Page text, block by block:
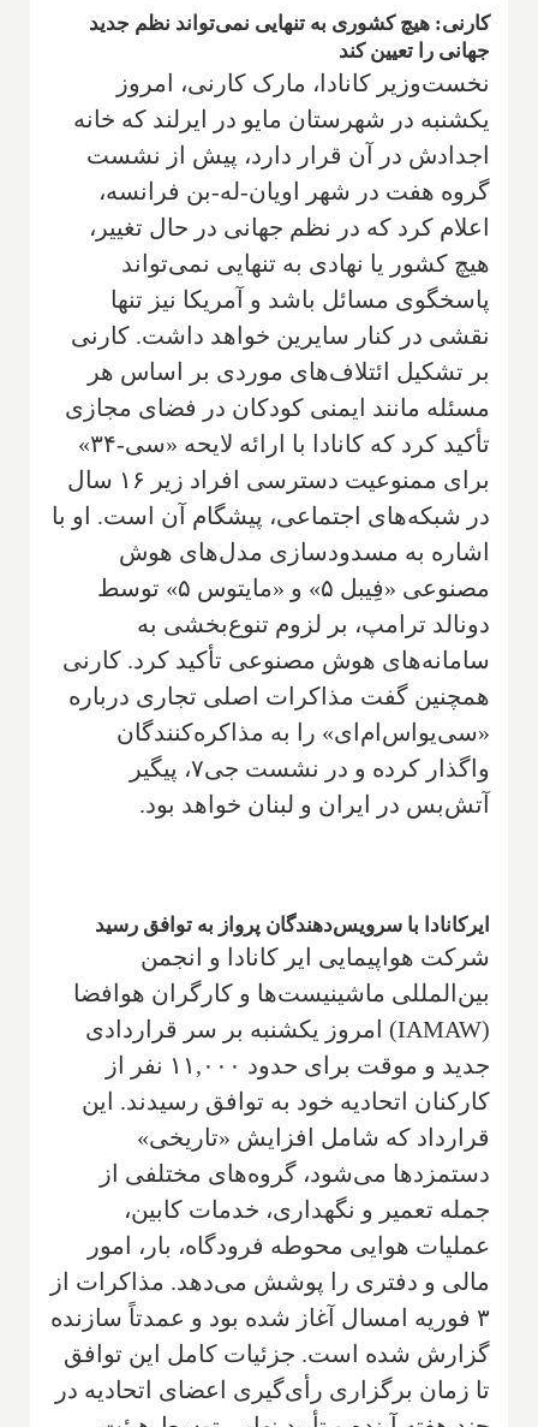
کارنی: هیچ کشوری به تنهایی نمی‌تواند نظم جدید
جهانی را تعیین کند
نخست‌وزیر کانادا، مارک کارنی، امروز
یکشنبه در شهرستان مایو در ایرلند که خانه
اجدادش در آن قرار دارد، پیش از نشست
گروه هفت در شهر اویان-له-بن فرانسه،
اعلام کرد که در نظم جهانی در حال تغییر،
هیچ کشور یا نهادی به تنهایی نمی‌تواند
پاسخگوی مسائل باشد و آمریکا نیز تنها
نقشی در کنار سایرین خواهد داشت. کارنی
بر تشکیل ائتلاف‌های موردی بر اساس هر
مسئله مانند ایمنی کودکان در فضای مجازی
تأکید کرد که کانادا با ارائه لایحه «سی-۳۴»
برای ممنوعیت دسترسی افراد زیر ۱۶ سال
در شبکه‌های اجتماعی، پیشگام آن است. او با
اشاره به مسدودسازی مدل‌های هوش
مصنوعی «فِیبل ۵» و «مایتوس ۵» توسط
دونالد ترامپ، بر لزوم تنوع‌بخشی به
سامانه‌های هوش مصنوعی تأکید کرد. کارنی
همچنین گفت مذاکرات اصلی تجاری درباره
«سی‌یواس‌ام‌ای» را به مذاکره‌کنندگان
واگذار کرده و در نشست جی۷، پیگیر
آتش‌بس در ایران و لبنان خواهد بود.
ایرکانادا با سرویس‌دهندگان پرواز به توافق رسید
شرکت هواپیمایی ایر کانادا و انجمن
بین‌المللی ماشینیست‌ها و کارگران هوافضا
(IAMAW) امروز یکشنبه بر سر قراردادی
جدید و موقت برای حدود ۱۱,۰۰۰ نفر از
کارکنان اتحادیه خود به توافق رسیدند. این
قرارداد که شامل افزایش «تاریخی»
دستمزدها می‌شود، گروه‌های مختلفی از
جمله تعمیر و نگهداری، خدمات کابین،
عملیات هوایی محوطه فرودگاه، بار، امور
مالی و دفتری را پوشش می‌دهد. مذاکرات از
۳ فوریه امسال آغاز شده بود و عمدتاً سازنده
گزارش شده است. جزئیات کامل این توافق
تا زمان برگزاری رأی‌گیری اعضای اتحادیه در